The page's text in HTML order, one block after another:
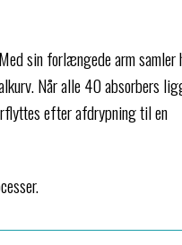
sin forlængede arm samler
Når alle 40 absorbers
efter afdrypning til en